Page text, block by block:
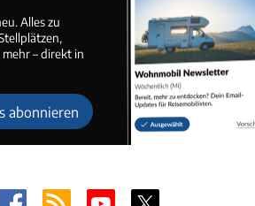
Alles zu
– direkt in
abonnieren